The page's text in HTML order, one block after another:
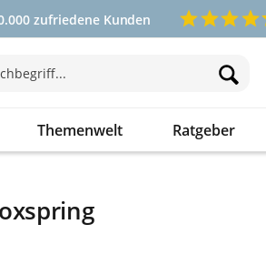
zufriedene Kunden
Themenwelt Ratgeber